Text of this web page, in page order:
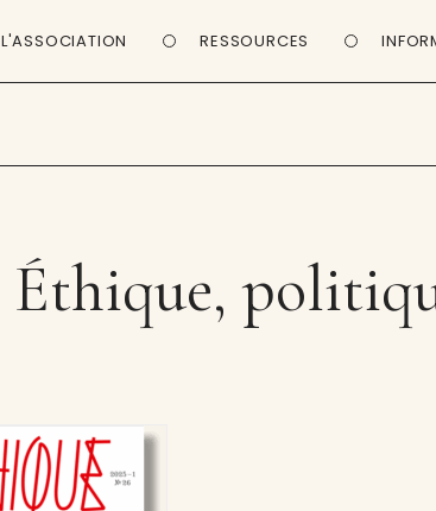
L'ASSOCIATION RESSOURCES
Éthique,